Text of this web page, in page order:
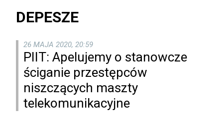
DEPESZE
26 MAJA 2020, 20:59
PIIT: Apelujemy o stanowcze
ściganie przestępców
niszczących maszty
telekomunikacyjne